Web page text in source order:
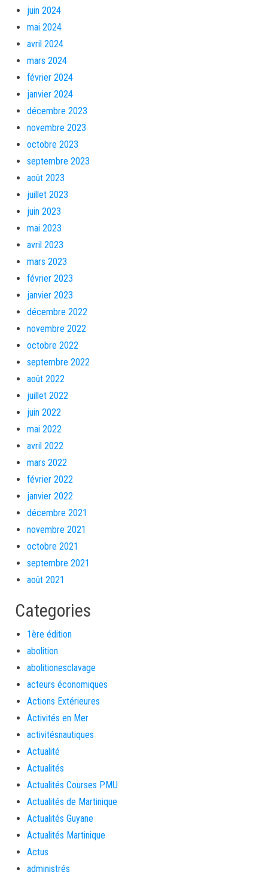
juin 2024
mai 2024
avril 2024
mars 2024
février 2024
janvier 2024
décembre 2023
novembre 2023
octobre 2023
septembre 2023
août 2023
juillet 2023
juin 2023
mai 2023
avril 2023
mars 2023
février 2023
janvier 2023
décembre 2022
novembre 2022
octobre 2022
septembre 2022
août 2022
juillet 2022
juin 2022
mai 2022
avril 2022
mars 2022
février 2022
janvier 2022
décembre 2021
novembre 2021
octobre 2021
septembre 2021
août 2021
Categories
1ère édition
abolition
abolitionesclavage
acteurs économiques
Actions Extérieures
Activités en Mer
activitésnautiques
Actualité
Actualités
Actualités Courses PMU
Actualités de Martinique
Actualités Guyane
Actualités Martinique
Actus
administrés